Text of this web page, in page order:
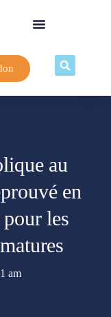
au
en
les
am